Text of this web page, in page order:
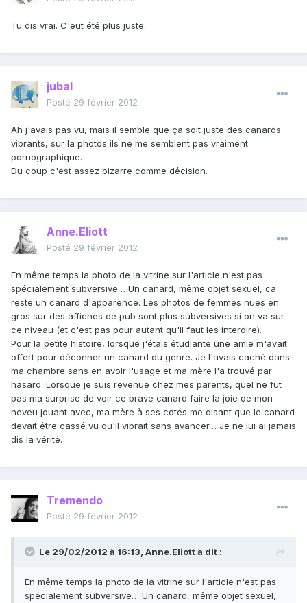
Tu dis vrai. C'eut été plus juste.
jubal
Posté 29 février 2012
Ah j'avais pas vu, mais il semble que ça soit juste des canards
vibrants, sur la photos ils ne me semblent pas vraiment
pornographique.
Du coup c'est assez bizarre comme décision.
Anne.Eliott
Posté 29 février 2012
En même temps la photo de la vitrine sur l'article n'est pas
spécialement subversive… Un canard, même objet sexuel, ca
reste un canard d'apparence. Les photos de femmes nues en
gros sur des affiches de pub sont plus subversives si on va sur
ce niveau (et c'est pas pour autant qu'il faut les interdire).
Pour la petite histoire, lorsque j'étais étudiante une amie m'avait
offert pour déconner un canard du genre. Je l'avais caché dans
ma chambre sans en avoir l'usage et ma mère l'a trouvé par
hasard. Lorsque je suis revenue chez mes parents, quel ne fut
pas ma surprise de voir ce brave canard faire la joie de mon
neveu jouant avec, ma mère à ses cotés me disant que le canard
devait être cassé vu qu'il vibrait sans avancer… Je ne lui ai jamais
dis la vérité.
Tremendo
Posté 29 février 2012
Le 29/02/2012 à 16:13, Anne.Eliott a dit :
En même temps la photo de la vitrine sur l'article n'est pas
spécialement subversive… Un canard, même objet sexuel,